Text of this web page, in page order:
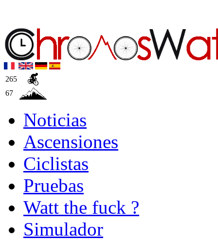
265
67
Noticias
Ascensiones
Ciclistas
Pruebas
Watt the fuck ?
Simulador